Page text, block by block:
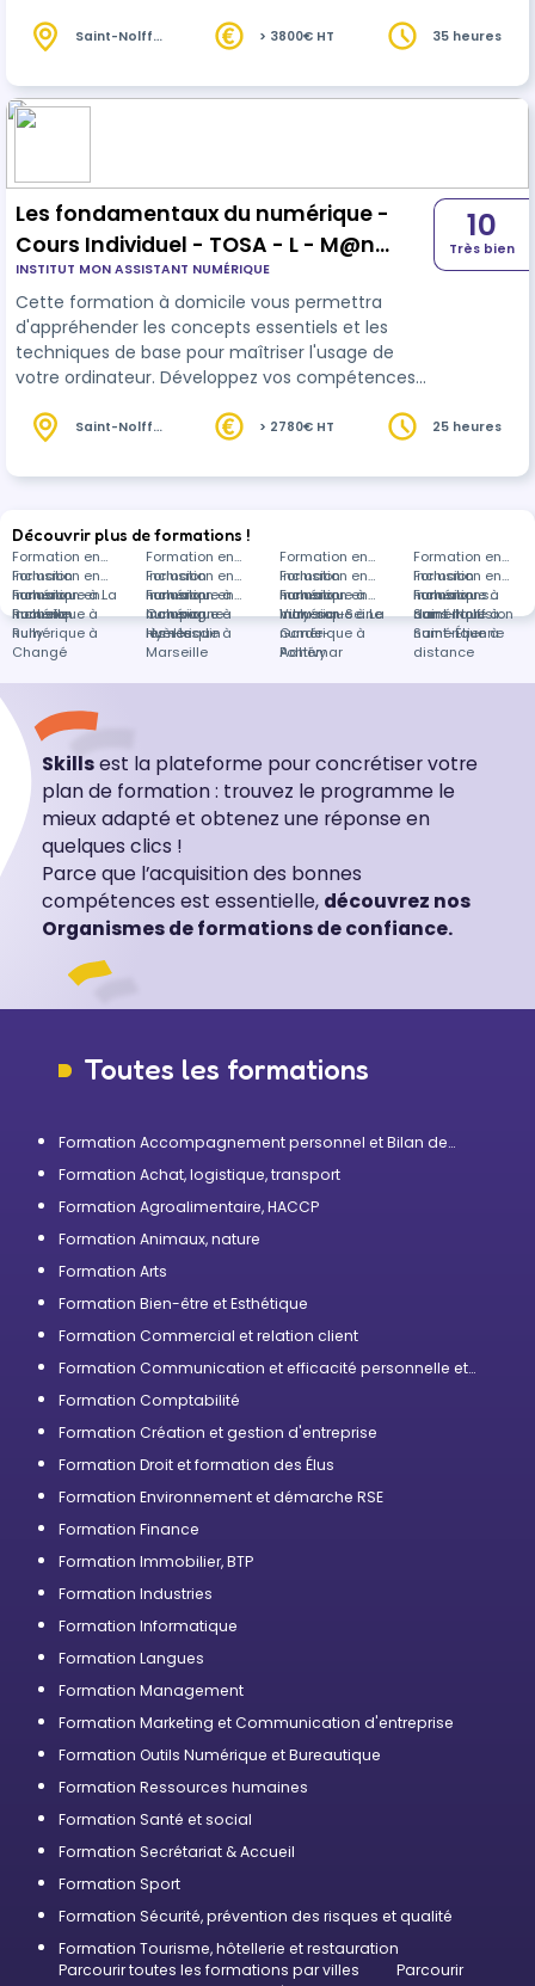
professionnelle et citoyenne
Saint-Nolff
> 3800€ HT 35 heures
Les fondamentaux du numérique -
Cours Individuel - TOSA - L - M@n
Vannes
INSTITUT MON ASSISTANT NUMÉRIQUE
Cette formation à domicile vous permettra
d'appréhender les concepts essentiels et les
techniques de base pour maîtriser l'usage de
votre ordinateur. Développez vos compétences
professionnelle et citoyenne
10
Très bien
Saint-Nolff
> 2780€ HT 25 heures
Découvrir plus de formations !
Formation en
Inclusion
numérique à La
Rochelle
Formation en
Inclusion
numérique à
Campagne-
lès-Hesdin
Formation en
Inclusion
numérique à
Vitry-sur-Seine
Formation en
Inclusion
numérique à
Saint-Nolff
Formation en
Inclusion
numérique à
Rully
Formation en
Inclusion
numérique à
Hyères
Formation en
Inclusion
numérique à La
Garde-
Adhémar
Formation en
Inclusion
numérique à
Saint-Étienne
Formation en
Inclusion
numérique à
Changé
Formation en
Inclusion
numérique à
Marseille
Formation en
Inclusion
numérique à
Pontivy
Formations
dans Inclusion
numérique à
distance
Skillsest la plateforme pour concrétiser votre
plan de formation : trouvez le programme le
mieux adapté et obtenez une réponse en
quelques clics !
Parce que l’acquisition des bonnes
compétences est essentielle, découvrez nos
Organismes de formations de confiance.
Toutes les formations
Formation Accompagnement personnel et Bilan de
Formation Achat, logistique, transport
Formation Agroalimentaire, HACCP
Formation Animaux, nature
Formation Arts
Formation Bien-être et Esthétique
Formation Commercial et relation client
Formation Communication et efficacité personnelle et
Formation Comptabilité
Formation Création et gestion d'entreprise
Formation Droit et formation des Élus
Formation Environnement et démarche RSE
Formation Finance
Formation Immobilier, BTP
Formation Industries
Formation Informatique
Formation Langues
Formation Management
Formation Marketing et Communication d'entreprise
Formation Outils Numérique et Bureautique
Formation Ressources humaines
Formation Santé et social
Formation Secrétariat & Accueil
Formation Sport
Formation Sécurité, prévention des risques et qualité
Formation Tourisme, hôtellerie et restauration
Parcourir toutes les formations par villes
Parcourir